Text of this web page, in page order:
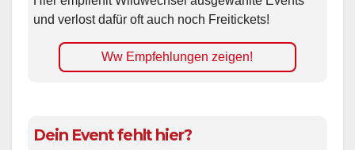
und verlost dafür oft auch noch Freitickets!
Ww Empfehlungen zeigen!
Dein Event fehlt hier?